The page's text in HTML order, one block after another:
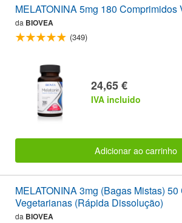
MELATONINA 5mg 180 Comprimidos
da BIOVEA
(349)
24,65 €
IVA incluido
Adicionar ao carrinho
MELATONINA 3mg (Bagas Mistas)
Vegetarianas (Rápida Dissolução)
da BIOVEA